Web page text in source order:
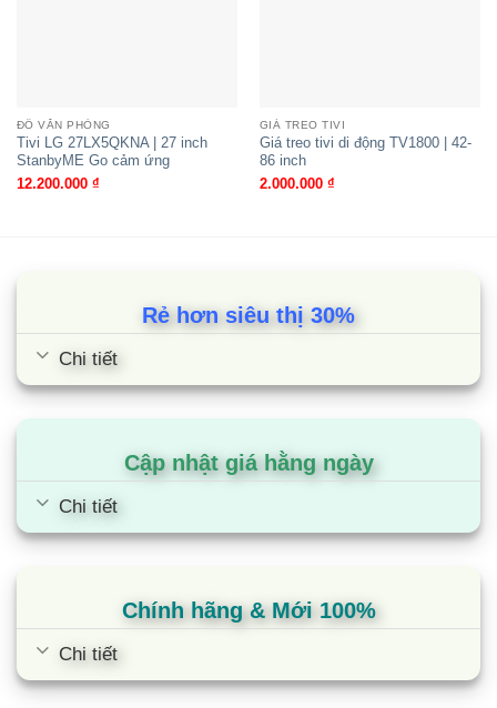
Không có nội dung liên quan, mời bạn quay lại chuyên
mục chính.
ĐỒ VĂN PHÒNG
Tivi LG 27LX5QKNA | 27 inch
StanbyME Go cảm ứng
12.200.000 ₫
GIÁ TREO TIVI
Giá treo tivi di động TV1800 | 42-
86 inch
2.000.000 ₫
Rẻ hơn siêu thị 30%
Chi tiết
Cập nhật giá hằng ngày
Chi tiết
Chính hãng & Mới 100%
Chi tiết